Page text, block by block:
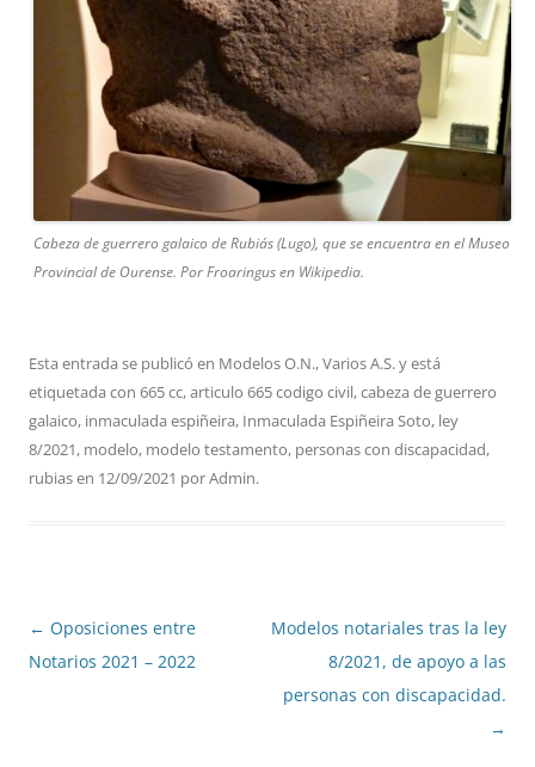
Cabeza de guerrero galaico de Rubiás (Lugo), que se encuentra en el Museo
Provincial de Ourense. Por Froaringus en Wikipedia.
Esta entrada se publicó en Modelos O.N.,Varios A.S.y está
etiquetada con 665 cc,articulo 665 codigo civil,cabeza de guerrero
galaico, inmaculada espiñeira, Inmaculada Espiñeira Soto, ley
8/2021, modelo, modelo testamento, personas con discapacidad,
rubiasen 12/09/2021 porAdmin.
Navegación
de
← Oposiciones entre
Notarios 2021 – 2022
Modelos notariales tras la ley
8/2021, de apoyo a las
personas con discapacidad.
→